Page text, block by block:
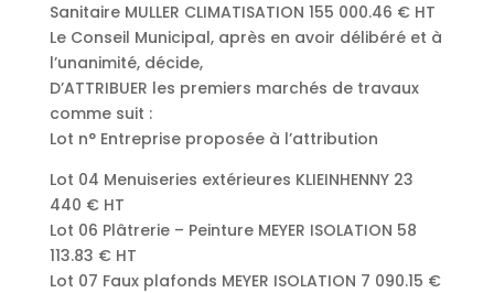
Sanitaire MULLER CLIMATISATION 155 000.46 € HT
Le Conseil Municipal, après en avoir délibéré et à
l’unanimité, décide,
D’ATTRIBUER les premiers marchés de travaux
comme suit :
Lot n° Entreprise proposée à l’attribution
Lot 04 Menuiseries extérieures KLIEINHENNY 23
440 € HT
Lot 06 Plâtrerie – Peinture MEYER ISOLATION 58
113.83 € HT
Lot 07 Faux plafonds MEYER ISOLATION 7 090.15 €